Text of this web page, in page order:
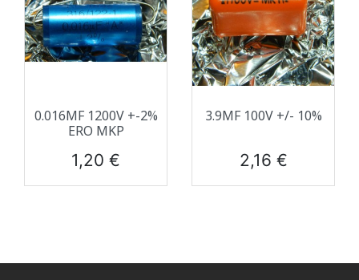
0.016ΜF 1200V +-2%
ERO MKP
Prix
1,20 €
3.9ΜF 100V +/- 10%
Prix
2,16 €